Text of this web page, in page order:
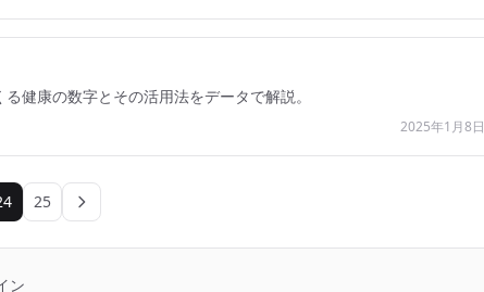
健康の数字とその活用法をデータで解説。
2025年1月8日
25 次のページ
ン